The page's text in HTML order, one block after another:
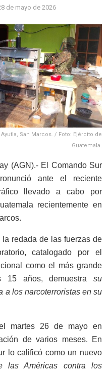
de mayo de 2026
San Marcos. / Foto: Ejército de
Guatemala.
(AGN).- El Comando Sur
ante el reciente
llevado a cabo por
recientemente en
redada de las fuerzas de
catalogado por el
como el más grande
15 años, demuestra su
a los narcoterroristas en su
martes 26 de mayo en
de varios meses. En
lo calificó como un nuevo
las Américas contra los